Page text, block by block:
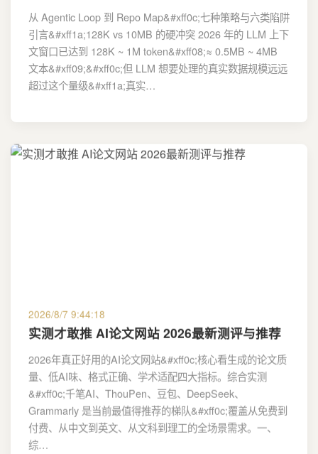
从 Agentic Loop 到 Repo Map&#xff0c;七种策略与六类陷阱
引言&#xff1a;128K vs 10MB 的硬冲突 2026 年的 LLM 上下
文窗口已达到 128K ~ 1M token&#xff08;≈ 0.5MB ~ 4MB
文本&#xff09;&#xff0c;但 LLM 想要处理的真实数据规模远远
超过这个量级&#xff1a;真实…
2026/8/7 9:44:18
实测才敢推 AI论文网站 2026最新测评与推荐
2026年真正好用的AI论文网站&#xff0c;核心看生成的论文质
量、低AI味、格式正确、学术适配四大指标。综合实测
&#xff0c;千笔AI、ThouPen、豆包、DeepSeek、
Grammarly 是当前最值得推荐的梯队&#xff0c;覆盖从免费到
付费、从中文到英文、从文科到理工的全场景需求。一、
综…